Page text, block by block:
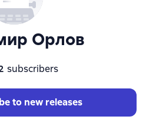
Орлов
subscribers
to new releases